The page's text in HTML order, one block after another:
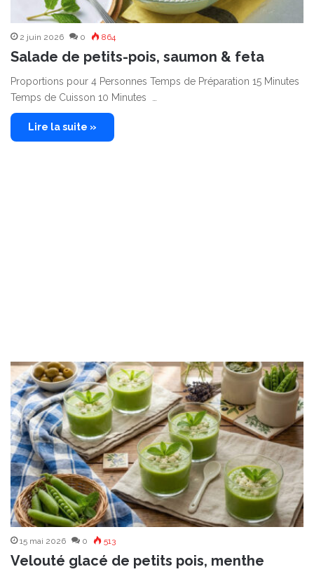
2 juin 2026 0 864
Salade de petits-pois, saumon & feta
Proportions pour 4 Personnes Temps de Préparation 15 Minutes
Temps de Cuisson 10 Minutes …
Lire la suite »
15 mai 2026 0 513
Velouté glacé de petits pois, menthe